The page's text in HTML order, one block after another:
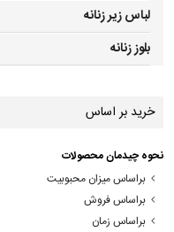
لباس زیر زنانه
بلوز زنانه
خرید بر اساس
نحوه چیدمان محصولات
براساس میزان محبوبیت
براساس فروش
براساس زمان